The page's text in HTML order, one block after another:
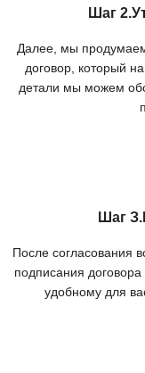
Шаг
Далее, мы
договор, который
детали мы можем
Шаг
После согласования
подписания
удобному для